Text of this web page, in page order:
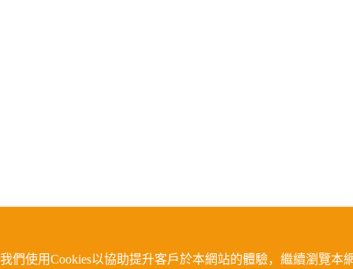
我們使用Cookies以協助提升客戶於本網站的體驗，繼續瀏覽本